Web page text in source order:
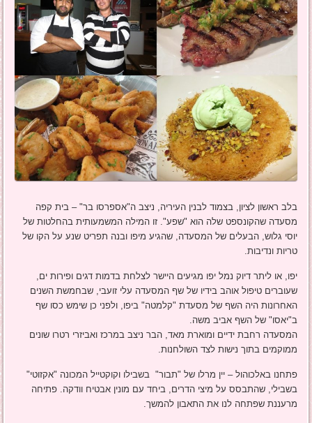
בלב ראשון לציון, בצמוד לבנין העיריה, ניצב ה"אספרסו בר" – בית קפה
מסעדה שהקונספט שלה הוא "שפע". זו המילה המשמעותית בהחלטות של
יוסי גלוש, הבעלים של המסעדה, שהגיע מיפו ובנה תפריט שנע על הקו של
טריות ונדיבות.
יפו, או ליתר דיוק נמל יפו מגיעים היישר לצלחת בדמות דגים ופירות ים,
שעוברים טיפול אוהב בידיו של שף המסעדה עלי זועבי, שבחמשת השנים
האחרונות היה השף של מסעדת "קלמטה" ביפו, ולפני כן שימש כסו שף
ב"יאסו" של השף אביב משה.
המסעדה רחבת ידיים ומוארת מאד, הבר ניצב במרכז ואביזרי רטרו שונים
ממוקמים בתוך נישות לצד השולחנות.
פתחנו באלכוהול – יין מרלו של "תבור" בשבילו וקוקטייל המכונה "אקזוטי"
בשבילי, שהתבסס על מיצי הדרים, ביחד עם מונין אבטיח וודקה. פתיחה
מרעננת שפתחה לנו את התאבון להמשך.